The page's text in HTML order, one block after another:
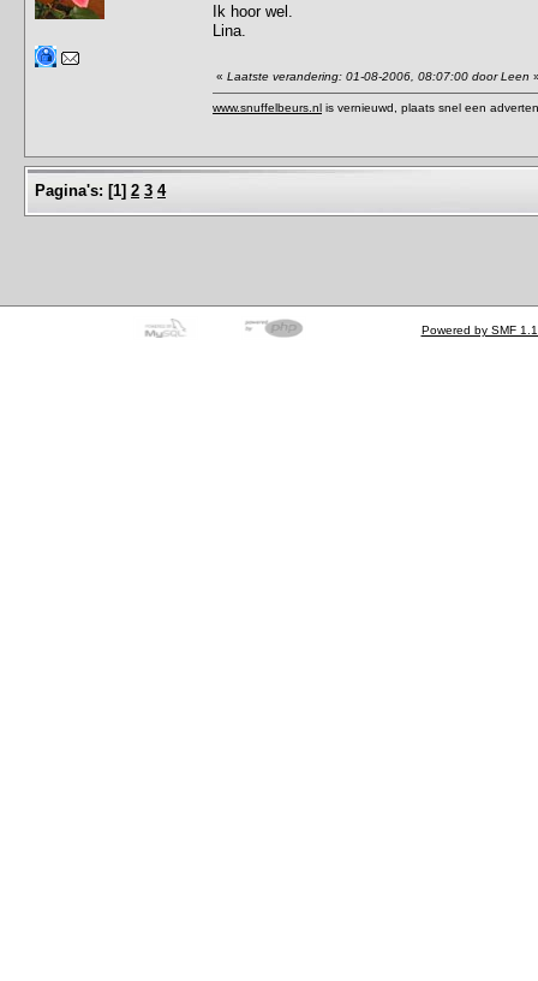
Ik hoor wel.
Lina.
« Laatste verandering: 01-08-2006, 08:07:00 door Leen
www.snuffelbeurs.nl is vernieuwd, plaats snel een
Pagina's: [1] 2 3 4
Powered by SMF